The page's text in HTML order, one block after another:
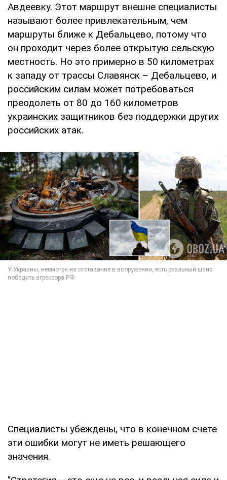
Авдеевку. Этот маршрут внешне специалисты
называют более привлекательным, чем
маршруты ближе к Дебальцево, потому что
он проходит через более открытую сельскую
местность. Но это примерно в 50 километрах
к западу от трассы Славянск – Дебальцево, и
российским силам может потребоваться
преодолеть от 80 до 160 километров
украинских защитников без поддержки других
российских атак.
Специалисты убеждены, что в конечном счете
эти ошибки могут не иметь решающего
значения.